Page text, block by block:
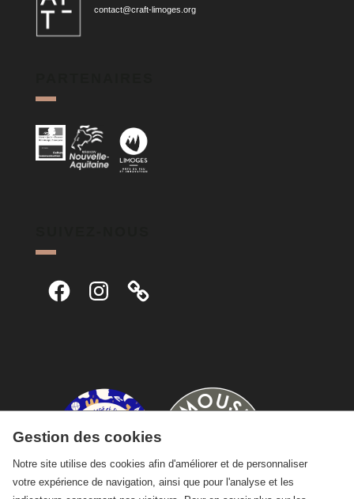
contact@craft-limoges.org
FacebookInstagram
Gestion des cookies
Notre site utilise des cookies afin d'améliorer et de personnaliser
votre expérience de navigation, ainsi que pour l'analyse et les